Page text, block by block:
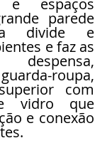
espaços
parede
divide e
e faz as
roupa,
com
vidro que
e conexão